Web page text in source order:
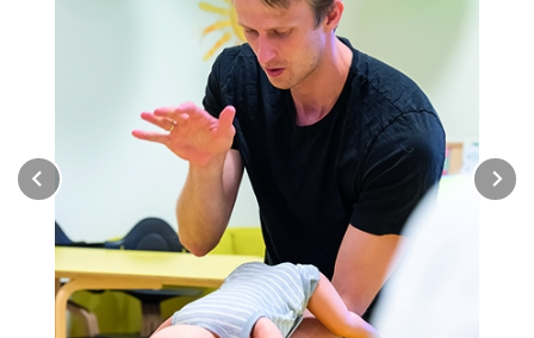
Prev